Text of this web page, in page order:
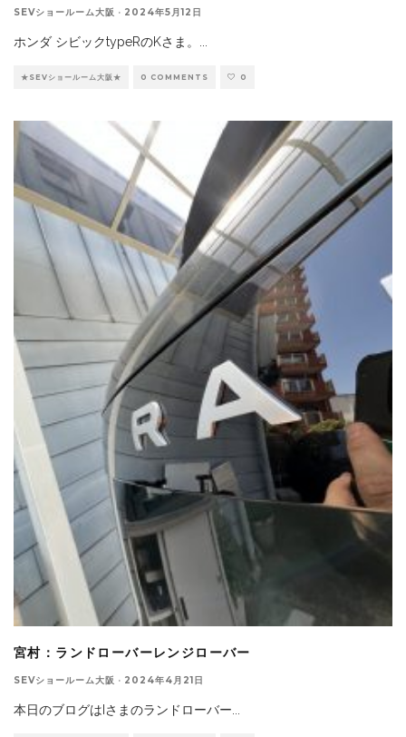
SEVショールーム大阪 · 2024年5月12日
ホンダ シビックtypeRのKさま。
★SEVショールーム大阪★ 0 COMMENTS 0
宮村：ランドローバーレンジローバー
SEVショールーム大阪 · 2024年4月21日
本日のブログはIさまのランドローバー